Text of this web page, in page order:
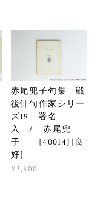
赤尾兜子句集 戦
後俳句作家シリー
ズ19 署名
入 / 赤尾兜
子 [40014][良
好]
¥3,300